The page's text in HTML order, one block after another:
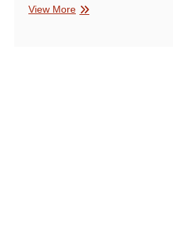
View MoreДве